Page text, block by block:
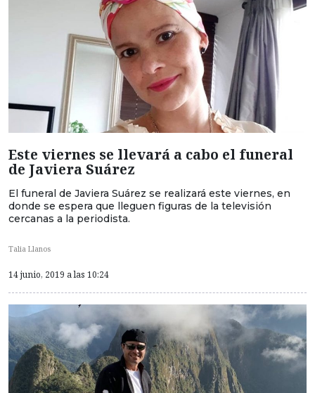
Este viernes se llevará a cabo el funeral
de Javiera Suárez
El funeral de Javiera Suárez se realizará este viernes, en
donde se espera que lleguen figuras de la televisión
cercanas a la periodista.
Talia Llanos
14 junio, 2019 a las 10:24